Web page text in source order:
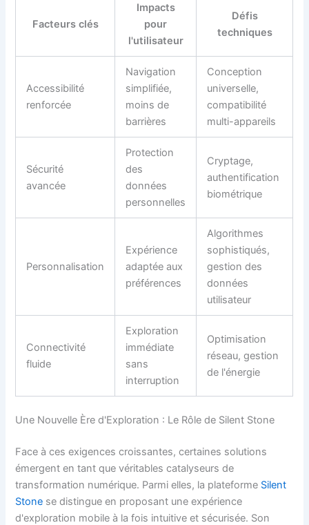
Facteurs clés
Impacts
pour
l'utilisateur
Défis
techniques
Accessibilité
renforcée
Navigation
simplifiée,
moins de
barrières
Conception
universelle,
compatibilité
multi-appareils
Sécurité
avancée
Protection
des
données
personnelles
Cryptage,
authentification
biométrique
Personnalisation
Expérience
adaptée aux
préférences
Algorithmes
sophistiqués,
gestion des
données
utilisateur
Connectivité
fluide
Exploration
immédiate
sans
interruption
Optimisation
réseau, gestion
de l'énergie
Une Nouvelle Ère d'Exploration : Le Rôle de Silent Stone
Face à ces exigences croissantes, certaines solutions
émergent en tant que véritables catalyseurs de
transformation numérique. Parmi elles, la plateforme Silent
Stone se distingue en proposant une expérience
d'exploration mobile à la fois intuitive et sécurisée. Son